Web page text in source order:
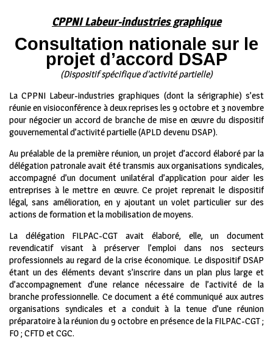
CPPNI Labeur-industries graphique
Consultation nationale sur le
projet d’accord DSAP
(Dispositif spécifique d’activité partielle)
La CPPNI Labeur-industries graphiques (dont la sérigraphie) s’est
réunie en visioconférence à deux reprises les 9 octobre et 3 novembre
pour négocier un accord de branche de mise en œuvre du dispositif
gouvernemental d’activité partielle (APLD devenu DSAP).
Au préalable de la première réunion, un projet d’accord élaboré par la
délégation patronale avait été transmis aux organisations syndicales,
accompagné d’un document unilatéral d’application pour aider les
entreprises à le mettre en œuvre. Ce projet reprenait le dispositif
légal, sans amélioration, en y ajoutant un volet particulier sur des
actions de formation et la mobilisation de moyens.
La délégation FILPAC-CGT avait élaboré, elle, un document
revendicatif visant à préserver l’emploi dans nos secteurs
professionnels au regard de la crise économique. Le dispositif DSAP
étant un des éléments devant s’inscrire dans un plan plus large et
d’accompagnement d’une relance nécessaire de l’activité de la
branche professionnelle. Ce document a été communiqué aux autres
organisations syndicales et a conduit à la tenue d’une réunion
préparatoire à la réunion du 9 octobre en présence de la FILPAC-CGT ;
FO ; CFTD et CGC.